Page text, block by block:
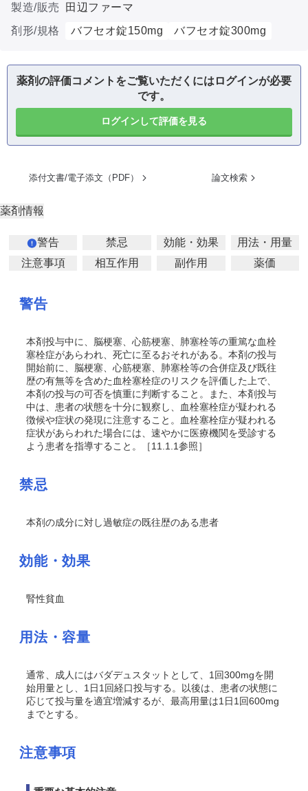
製造/販売
田辺ファーマ
剤形/規格
バフセオ錠150mg バフセオ錠300mg
薬剤の評価コメントをご覧いただくにはログインが必要
です。
ログインして評価を見る
添付文書/電子添文（PDF） 論文検索
薬剤情報
警告 禁忌 効能・効果
用法・用量
注意事項
相互作用 副作用 薬価
警告
本剤投与中に、脳梗塞、心筋梗塞、肺塞栓等の重篤な血栓
塞栓症があらわれ、死亡に至るおそれがある。本剤の投与
開始前に、脳梗塞、心筋梗塞、肺塞栓等の合併症及び既往
歴の有無等を含めた血栓塞栓症のリスクを評価した上で、
本剤の投与の可否を慎重に判断すること。また、本剤投与
中は、患者の状態を十分に観察し、血栓塞栓症が疑われる
徴候や症状の発現に注意すること。血栓塞栓症が疑われる
症状があらわれた場合には、速やかに医療機関を受診する
よう患者を指導すること。［11.1.1参照］
禁忌
本剤の成分に対し過敏症の既往歴のある患者
効能・効果
腎性貧血
用法・容量
通常、成人にはバダデュスタットとして、1回300mgを開
始用量とし、1日1回経口投与する。以後は、患者の状態に
応じて投与量を適宜増減するが、最高用量は1日1回600mg
までとする。
注意事項